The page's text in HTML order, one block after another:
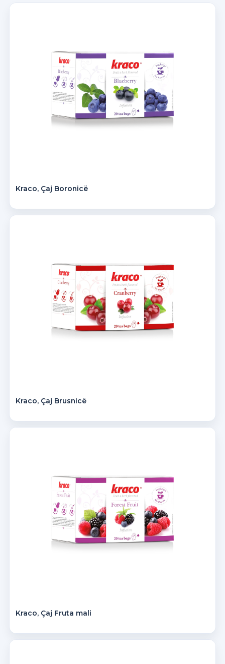
Kraco, Çaj Boronicë
Kraco, Çaj Brusnicë
Kraco, Çaj Fruta mali